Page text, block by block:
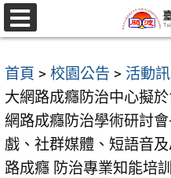
跳
至
要
內
容
區
選
單
首頁 > 校園公告 > 活動
大網路成癮防治中心擬
網路成癮防治學術研討
戲、社群媒體、短語音
路成癮 防治專業知能培